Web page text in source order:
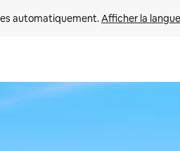
automatiquement. Afficher la